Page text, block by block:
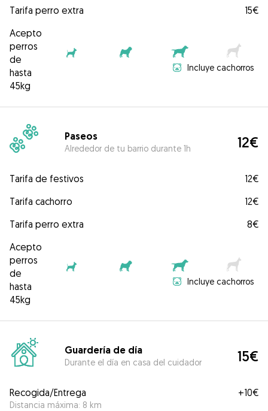
Tarifa perro extra
15€
Acepto
perros
de
hasta
45kg
Incluye cachorros
Paseos
Alrededor de tu barrio durante 1h 12€
Tarifa de festivos
12€
Tarifa cachorro
12€
Tarifa perro extra
8€
Acepto
perros
de
hasta
45kg
Incluye cachorros
Guardería de día
Durante el día en casa del cuidador 15€
Recogida/Entrega
Distancia máxima: 8 km
+10€